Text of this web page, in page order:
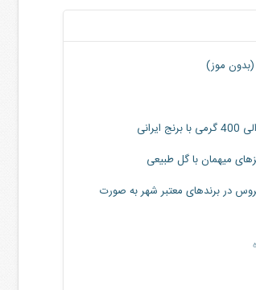
موز)
میهمان با گل طبیعی
در برندهای معتبر شهر به صورت